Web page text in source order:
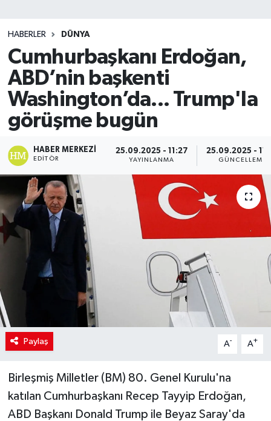
HABERLER DÜNYA
Cumhurbaşkanı Erdoğan,
ABD’nin başkenti
Washington’da... Trump'la
görüşme bugün
HABER MERKEZI
EDITÖR
25.09.2025 - 11:27
YAYINLANMA
25.09.2025 -
GÜNCELLEME
Paylaş A- A+
Birleşmiş Milletler (BM) 80. Genel Kurulu'na
katılan Cumhurbaşkanı Recep Tayyip Erdoğan,
ABD Başkanı Donald Trump ile Beyaz Saray'da
Teknoloji
TRABZON
TRABZONSPOR
Yaşam